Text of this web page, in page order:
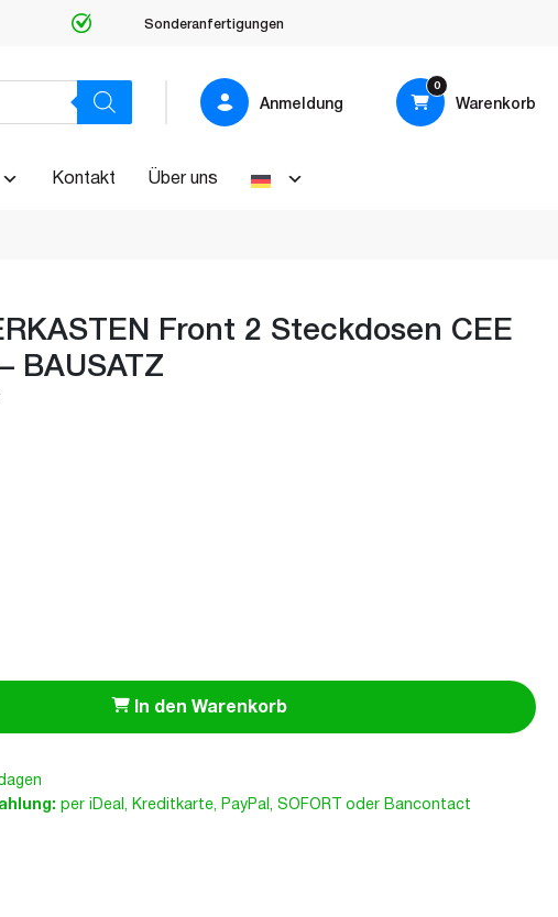
Sonderanfertigungen
Anmeldung
0
Warenkorb
Kontakt Über uns
Front 2 Steckdosen CEE
BAUSATZ
In den Warenkorb
per iDeal, Kreditkarte, PayPal, SOFORT oder Bancontact